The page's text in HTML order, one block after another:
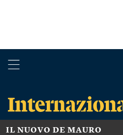
IL NUOVO DE MAURO